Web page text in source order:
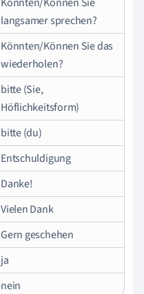
langsamer sprechen?
Könnten/Können Sie das
wiederholen?
bitte (Sie,
Höflichkeitsform)
bitte (du)
Entschuldigung
Danke!
Vielen Dank
Gern geschehen
ja
nein